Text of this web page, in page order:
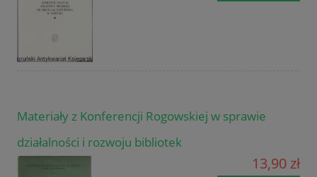
Materiały z Konferencji Rogowskiej w sprawie
działalności i rozwoju bibliotek
13,90 zł